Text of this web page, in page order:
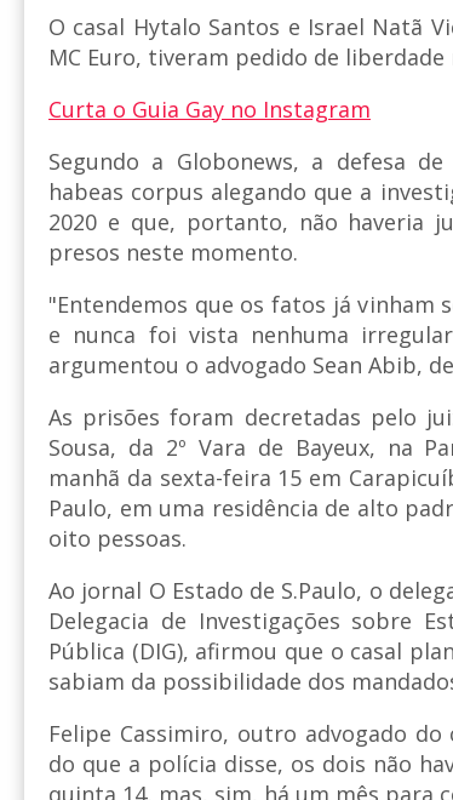
O casal Hytalo Santos e Israel Natã
MC Euro, tiveram pedido de liberdade
Curta o Guia Gay no Instagram
Segundo a Globonews, a defesa
habeas corpus alegando que a
2020 e que, portanto, não haveria
presos neste momento.
"Entendemos que os fatos já vinham
e nunca foi vista nenhuma
argumentou o advogado Sean Abib,
As prisões foram decretadas pelo
Sousa, da 2º Vara de Bayeux, na
manhã da sexta-feira 15 em
Paulo, em uma residência de alto
oito pessoas.
Ao jornal O Estado de S.Paulo, o
Delegacia de Investigações sobre
Pública (DIG), afirmou que o casal
sabiam da possibilidade dos
Felipe Cassimiro, outro advogado
do que a polícia disse, os dois não